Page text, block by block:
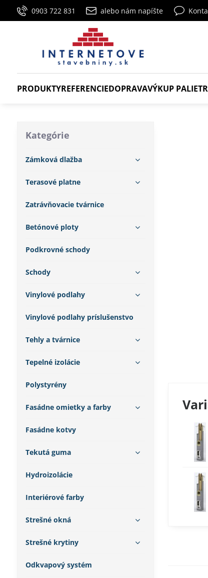
0903 722 831 alebo nám napíšte
PRODUKTYREFERENCIEDOPRAVAVÝKUP PALIET
Kategórie
Zámková dlažba
Terasové platne
Zatrávňovacie tvárnice
Betónové ploty
Podkrovné schody
Schody
Vinylové podlahy
Vinylové podlahy príslušenstvo
Tehly a tvárnice
Tepelné izolácie
Polystyrény
Fasádne omietky a farby
Fasádne kotvy
Tekutá guma
Hydroizolácie
Interiérové farby
Strešné okná
Strešné krytiny
Odkvapový systém